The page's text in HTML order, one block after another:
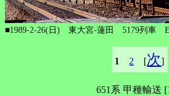
■1989-2-26(日) 東大宮-蓮田 5179列車
1 2 [次]
651系 甲種輸送